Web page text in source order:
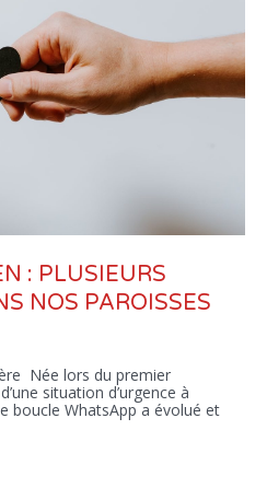
: PLUSIEURS
NOS PAROISSES
Née lors du premier
situation d’urgence à
boucle WhatsApp a évolué et